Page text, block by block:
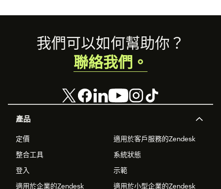
Footer
產品
定價
適用於客戶服務的Zendesk
整合工具
系統狀態
登入
示範
適用於企業的Zendesk
適用於小型企業的Zendesk
我們可以如何幫助你？
聯絡我們。